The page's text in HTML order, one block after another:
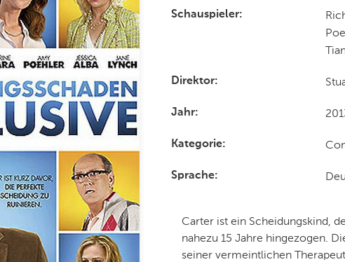
Schauspieler
Direktor
Jahr
Kategorie
Sprache
Carter ist ein Scheidungskind,
nahezu 15 Jahre hingezogen.
seiner vermeintlichen